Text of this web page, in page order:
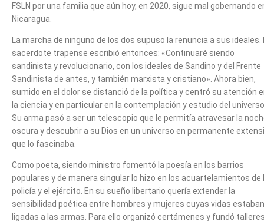
FSLN por una familia que aún hoy, en 2020, sigue mal gobernando
Nicaragua.
La marcha de ninguno de los dos supuso la renuncia a sus ideales.
sacerdote trapense escribió entonces: «Continuaré siendo
sandinista y revolucionario, con los ideales de Sandino y del Frente
Sandinista de antes, y también marxista y cristiano». Ahora bien,
sumido en el dolor se distanció de la política y centró su atención
la ciencia y en particular en la contemplación y estudio del
Su arma pasó a ser un telescopio que le permitía atravesar la
oscura y descubrir a su Dios en un universo en permanente
que lo fascinaba.
Como poeta, siendo ministro fomentó la poesía en los barrios
populares y de manera singular lo hizo en los acuartelamientos de
policía y el ejército. En su sueño libertario quería extender la
sensibilidad poética entre hombres y mujeres cuyas vidas estaban
ligadas a las armas. Para ello organizó certámenes y fundó